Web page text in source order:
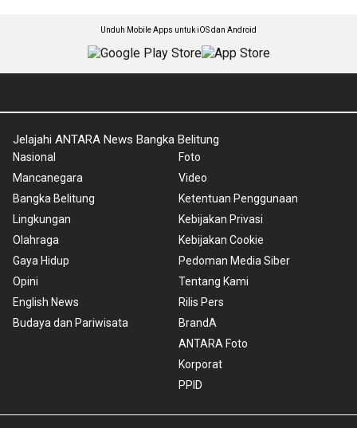
Unduh Mobile Apps untuk iOS dan Android
Jelajahi ANTARA News Bangka Belitung
Nasional
Mancanegara
Bangka Belitung
Lingkungan
Olahraga
Gaya Hidup
Opini
English News
Budaya dan Pariwisata
Foto
Video
Ketentuan Penggunaan
Kebijakan Privasi
Kebijakan Cookie
Pedoman Media Siber
Tentang Kami
Rilis Pers
BrandA
ANTARA Foto
Korporat
PPID